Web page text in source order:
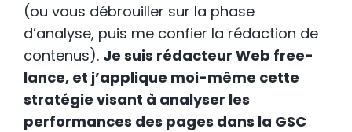
(ou vous débrouiller sur la phase
d’analyse, puis me confier la rédaction de
contenus). Je suis rédacteur Web free-
lance, et j’applique moi-même cette
stratégie visant à analyser les
performances des pages dans la GSC